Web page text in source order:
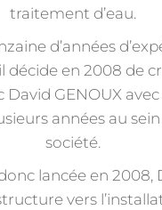
traitement d’eau.
d’années
décide en 2008 de
David GENOUX
années au
société.
lancée en 2008,
vers